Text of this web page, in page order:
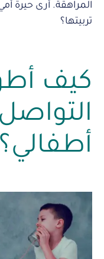
المراهقة. أرى حيرة
تربيتها؟
كيف